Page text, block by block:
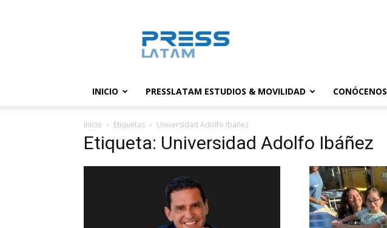
noticias
INICIO PRESSLATAM ESTUDIOS & MOVILIDAD CONÓCENOS
Inicio Etiquetas Universidad Adolfo Ibáñez
Etiqueta: Universidad Adolfo Ibáñez